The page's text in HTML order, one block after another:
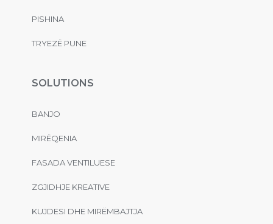
PISHINA
TRYEZË PUNE
SOLUTIONS
BANJO
MIRËQENIA
FASADA VENTILUESE
ZGJIDHJE KREATIVE
KUJDESI DHE MIRËMBAJTJA